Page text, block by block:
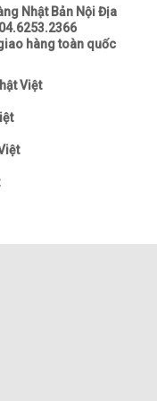
Nhật Bản Nội Địa
hàng toàn quốc
Việt